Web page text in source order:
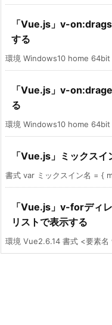
「Vue.js」v-
する
環境 Windows10 home
「Vue.js」v-
る
環境 Windows10 home
「Vue.js」ミックス
書式 var ミックスイン名 = {
「Vue.js」v-forディ
リストで表示する
環境 Vue2.6.14 書式 <要素